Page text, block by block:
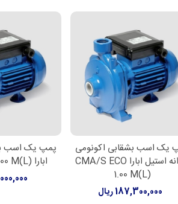
اطلاعات بیشتر
یک اسب بشقابی اکونومی
پروانه استیل ابارا CMA/S ECO
1.00 M(L)
187,300,000 ریال
اطلاعات
پمپ یک اسب
ابارا CMA ECO 1.00 M(L)